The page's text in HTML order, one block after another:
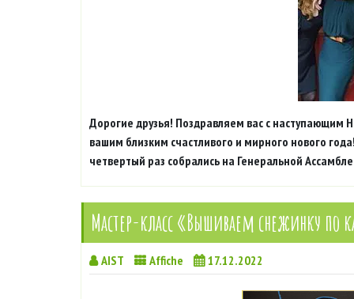
Дорогие друзья! Поздравляем вас с
вашим близким счастливого и мирного нового
четвертый раз собрались на Генеральной
Мастер-класс «Вышиваем снежинку по
AIST Affiche 17.12.2022